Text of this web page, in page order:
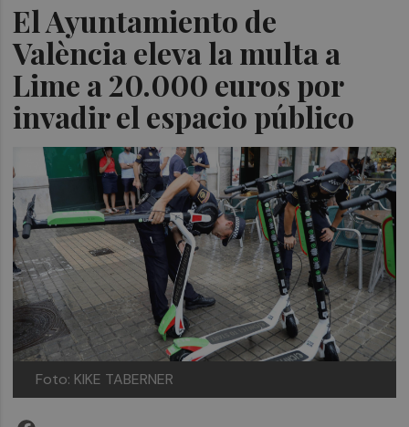
El Ayuntamiento de
València eleva la multa a
Lime a 20.000 euros por
invadir el espacio público
Foto: KIKE TABERNER